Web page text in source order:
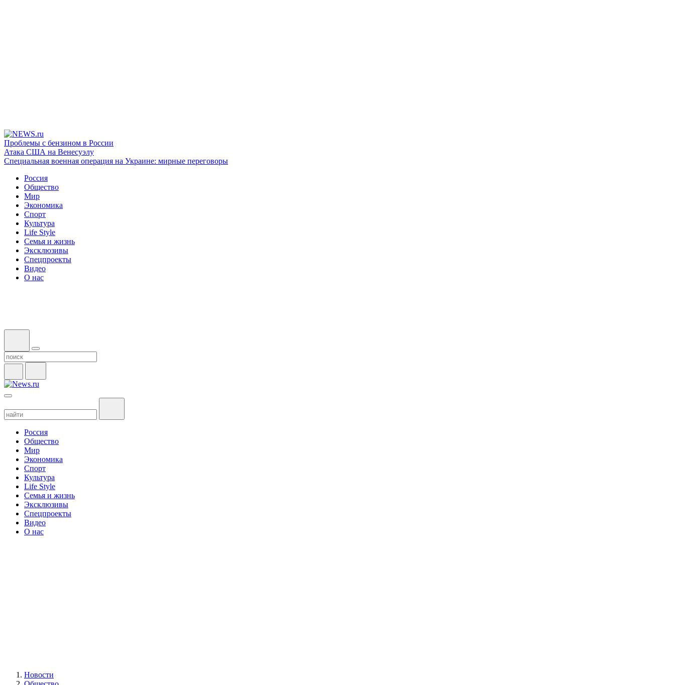
Проблемы с бензином в России
Атака США на Венесуэлу
Специальная военная операция на Украине: мирные переговоры
Россия
Общество
Мир
Экономика
Спорт
Культура
Life Style
Семья и жизнь
Эксклюзивы
Спецпроекты
Видео
О нас
Россия
Общество
Мир
Экономика
Спорт
Культура
Life Style
Семья и жизнь
Эксклюзивы
Спецпроекты
Видео
О нас
Новости